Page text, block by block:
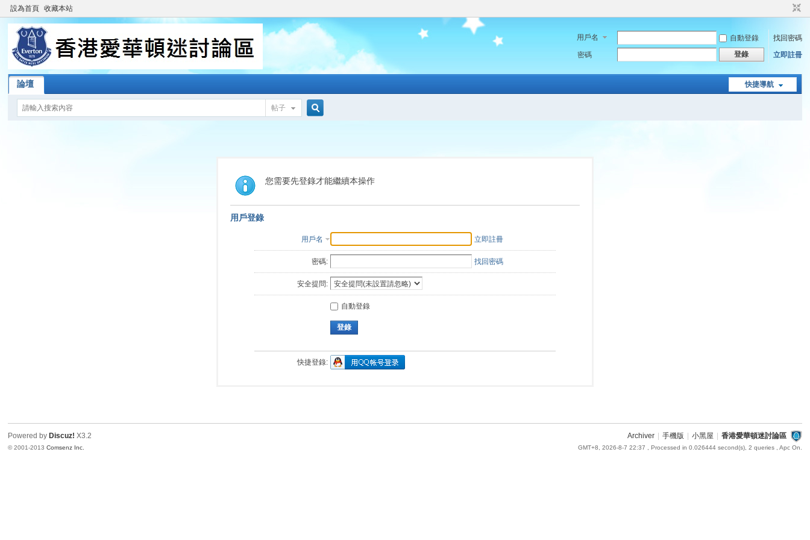
設為首頁 收藏本站
用戶名 自動登錄
找回密碼
密碼
登錄 立即註冊
快捷導航
論壇
帖子
索
您需要先登錄才能繼續本操作
用戶登錄
用戶名 立即註冊
密碼: 找回密碼
安全提問:
自動登錄
登錄
快捷登錄:
Archiver 手機版 小黑屋 香港愛華頓迷討論區
GMT+8, 2026-8-7 22:37 , Processed in 0.026444 second(s), 2 queries , Apc On.
Powered by Discuz! X3.2
© 2001-2013Comsenz Inc.